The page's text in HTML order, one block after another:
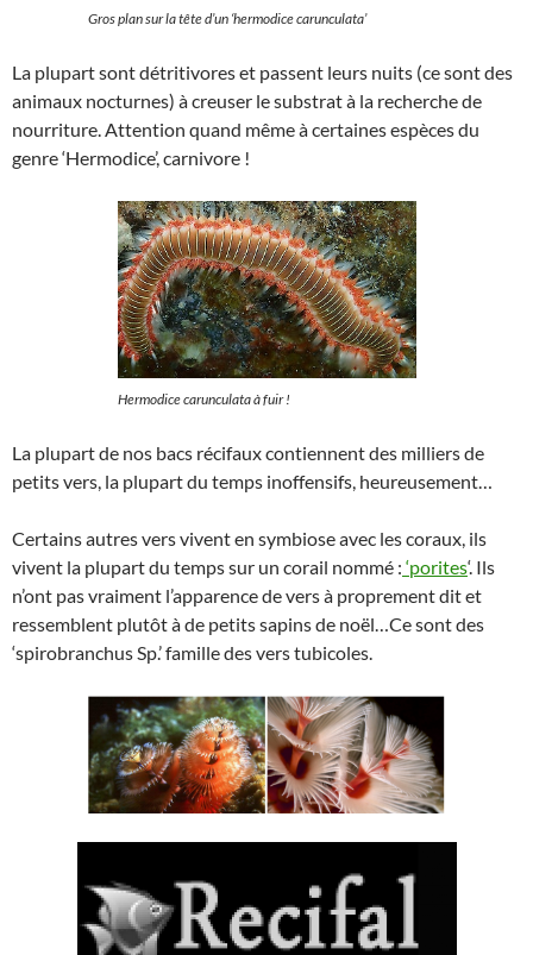
Gros plan sur la tête d’un ‘hermodice carunculata’
La plupart sont détritivores et passent leurs nuits (ce sont des
animaux nocturnes) à creuser le substrat à la recherche de
nourriture. Attention quand même à certaines espèces du
genre ‘Hermodice’, carnivore !
Hermodice carunculata à fuir !
La plupart de nos bacs récifaux contiennent des milliers de
petits vers, la plupart du temps inoffensifs, heureusement…
Certains autres vers vivent en symbiose avec les coraux, ils
vivent la plupart du temps sur un corail nommé : ‘porites‘. Ils
n’ont pas vraiment l’apparence de vers à proprement dit et
ressemblent plutôt à de petits sapins de noël…Ce sont des
‘spirobranchus Sp.’ famille des vers tubicoles.